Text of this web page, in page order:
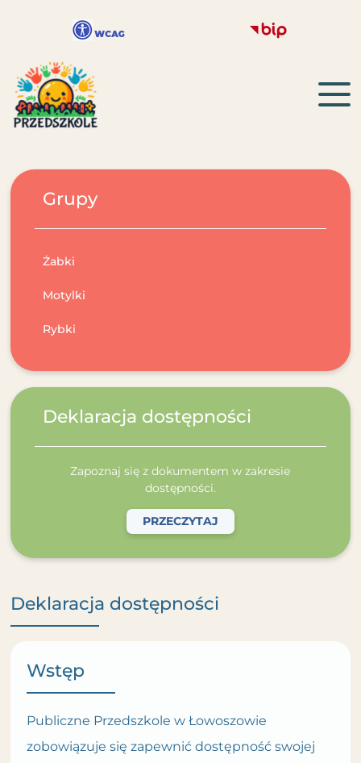
Grupy
Żabki
Motylki
Rybki
Deklaracja dostępności
Zapoznaj się z dokumentem w zakresie
dostępności.
PRZECZYTAJ
Deklaracja dostępności
Wstęp
Publiczne Przedszkole w Łowoszowie
zobowiązuje się zapewnić dostępność swojej